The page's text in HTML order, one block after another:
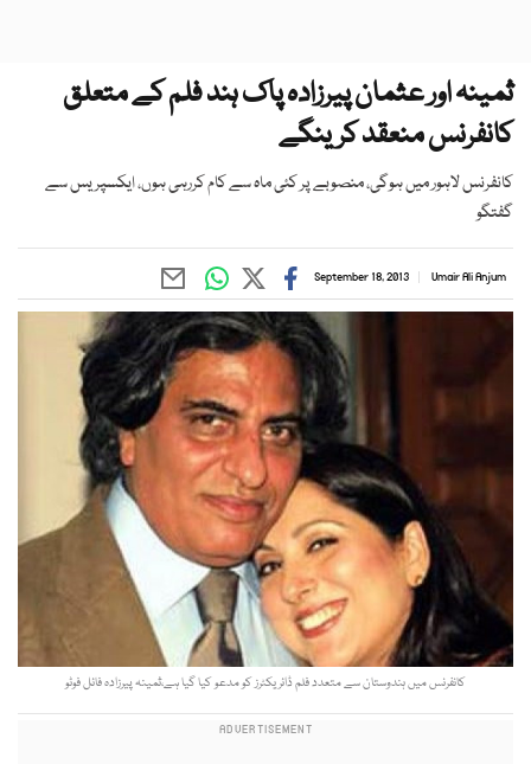
ثمینہ اور عثمان پیرزادہ پاک ہند فلم کے متعلق
کانفرنس منعقد کرینگے
کانفرنس لاہور میں ہوگی، منصوبے پر کئی ماہ سے کام کررہی ہوں، ایکسپریس سے
گفتگو
Umair Ali Anjum
September 18, 2013
کانفرنس میں ہندوستان سے متعدد فلم ڈائریکٹرز کو مدعو کیا گیا ہے،ثمینہ پیرزادہ فائل فوٹو